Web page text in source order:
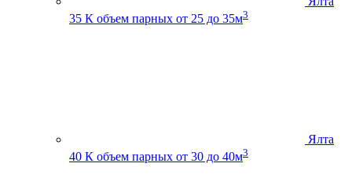
35 К объем парных от 25 до 35м3
Ялта
40 К объем парных от 30 до 40м3